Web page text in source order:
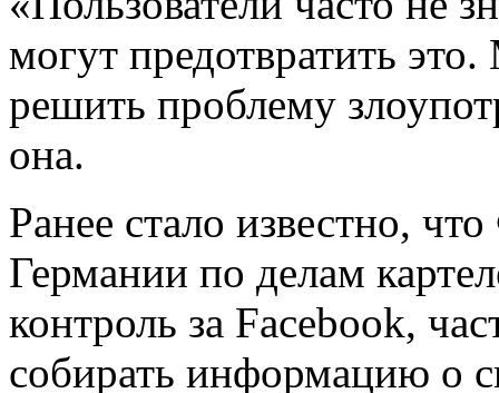
могут предотвратить
решить проблему
она.
Ранее стало известно,
Германии по делам
контроль за Facebook,
собирать информацию о